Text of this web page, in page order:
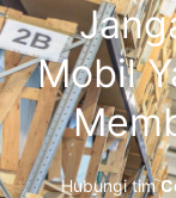
Mobil
Hubungi tim